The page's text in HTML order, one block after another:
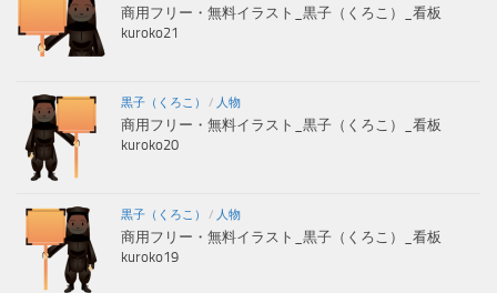
商用フリー・無料イラスト_黒子（くろこ）_看板
kuroko21
黒子（くろこ） / 人物
商用フリー・無料イラスト_黒子（くろこ）_看板
kuroko20
黒子（くろこ） / 人物
商用フリー・無料イラスト_黒子（くろこ）_看板
kuroko19